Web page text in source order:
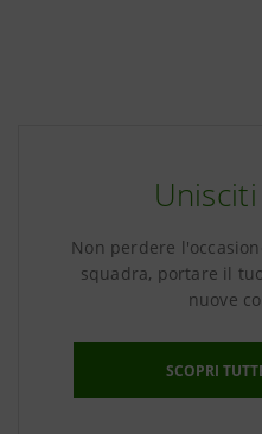
Non perdere
squadra, portare il
nuove
SCOPRI